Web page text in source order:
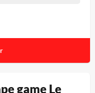
game Le